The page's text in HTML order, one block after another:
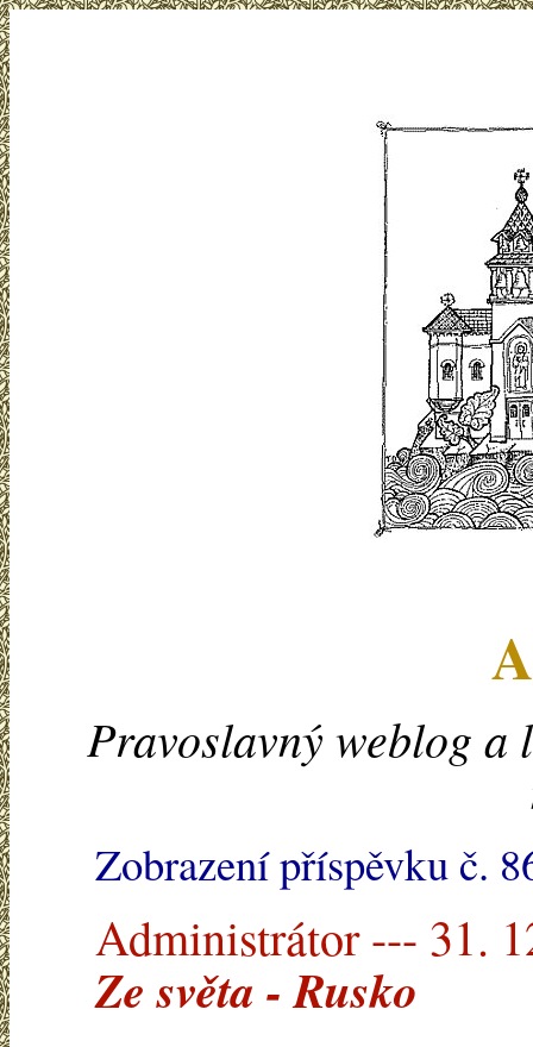
Pravoslavný weblog a
Zobrazení příspěvku č.
Administrátor --- 31.
Ze světa - Rusko